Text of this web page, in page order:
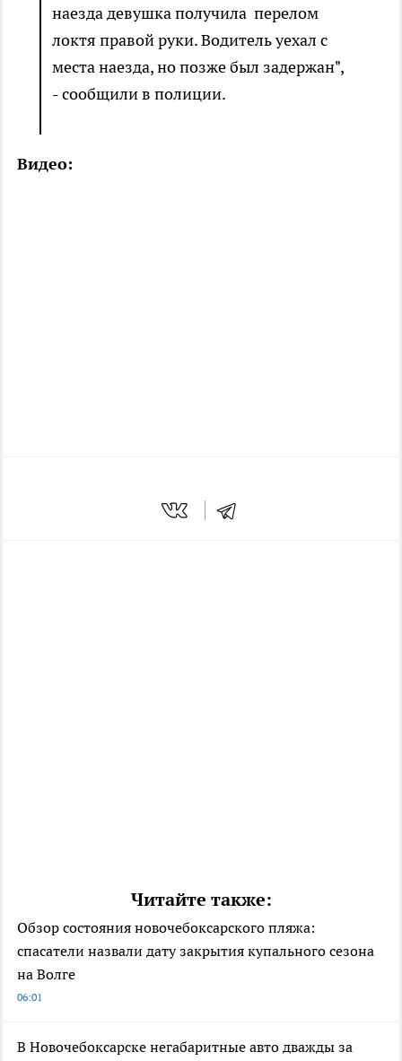
наезда девушка получила перелом
локтя правой руки. Водитель уехал с
места наезда, но позже был задержан",
- сообщили в полиции.
Видео:
Читайте также:
Обзор состояния новочебоксарского пляжа:
спасатели назвали дату закрытия купального сезона
на Волге
06:01
В Новочебоксарске негабаритные авто дважды за